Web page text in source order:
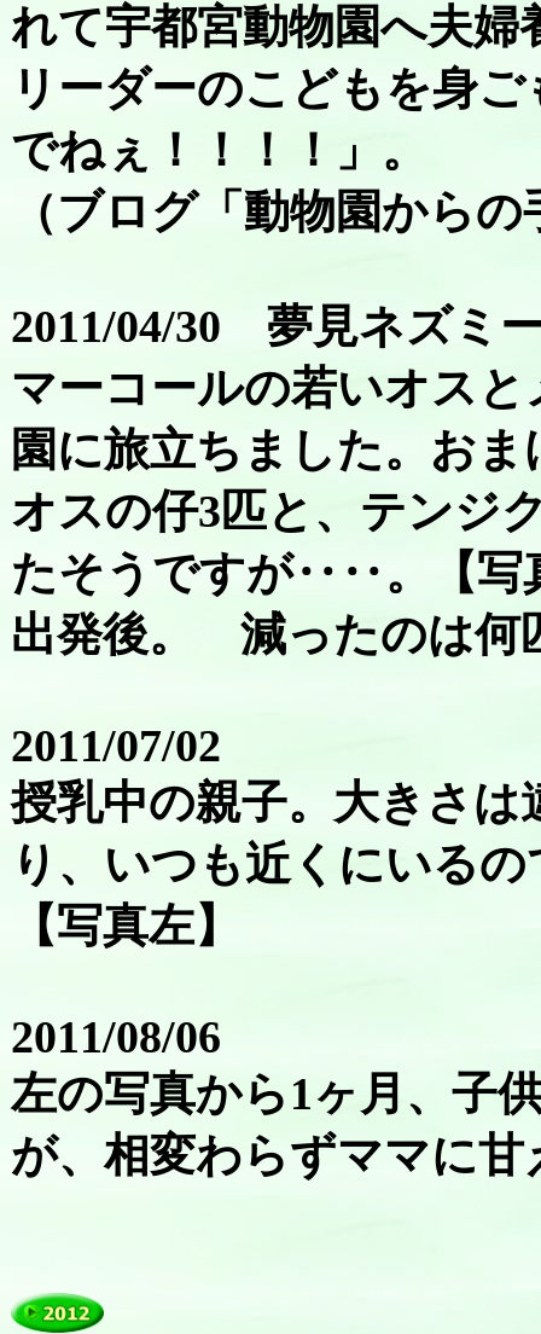
れて宇都宮動物園へ夫
リーダーのこどもを身
でねぇ！！！！」。
（ブログ「動物園から
2011/04/30 夢見ネズミ
マーコールの若いオス
園に旅立ちました。お
オスの仔3匹と、テンジ
たそうですが‥‥。【写
出発後。 減ったのは何
2011/07/02
授乳中の親子。大きさ
り、いつも近くにいる
【写真左】
2011/08/06
左の写真から1ヶ月、子
が、相変わらずママに